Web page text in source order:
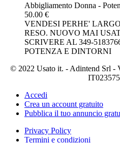
Abbigliamento Donna -
50.00 €
VENDESI PERHE'
RESO. NUOVO MAI
SCRIVERE AL 349-
POTENZA E DINTORNI
© 2022 Usato it. - Adintend Srl -
Accedi
Crea un account gratuito
Pubblica il tuo annuncio
Privacy Policy
Termini e condizioni